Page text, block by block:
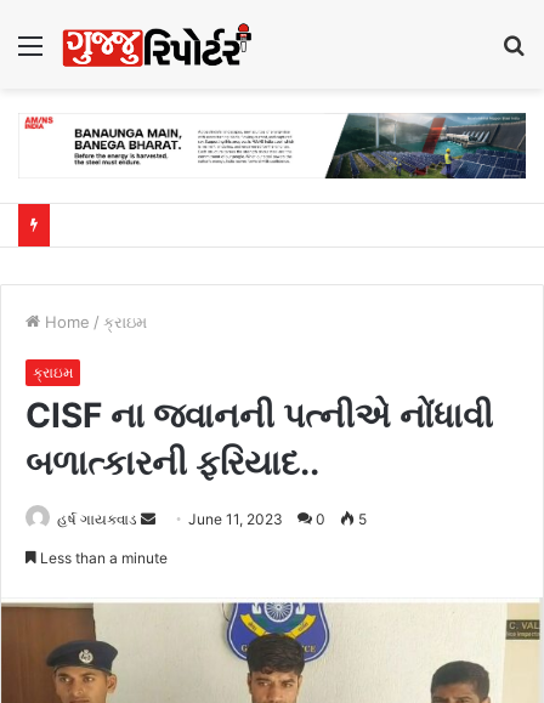
Menu
Home / ક્રાઇમ
ક્રાઇમ
CISF ના જવાનની પત્નીએ નોંધાવી
બળાત્કારની ફરિયાદ..
હર્ષ ગાયક્વાડ
d
June 11, 2023 0 5
Less than a minute